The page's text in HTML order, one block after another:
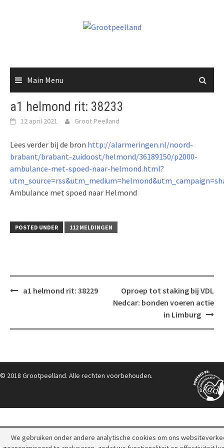
Main Menu
a1 helmond rit: 38233
12 april 2021 Groot Peelland
Lees verder bij de bron http://alarmeringen.nl/noord-
brabant/brabant-zuidoost/helmond/36189150/p2000-
ambulance-met-spoed-naar-helmond.html?
Ambulance met spoed naar Helmond
POSTED UNDER 112 MELDINGEN
Posta1 helmond rit: 38229
Oproep tot staking bij VDL
Nedcar: bonden voeren actie
in Limburg
© 2018 Grootpeelland. Alle rechten voorbehouden.
We gebruiken onder andere analytische cookies om ons